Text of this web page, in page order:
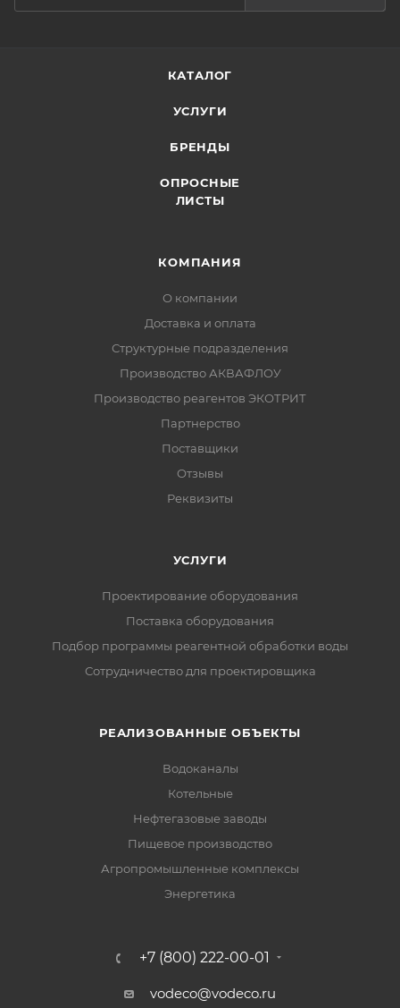
КАТАЛОГ
УСЛУГИ
БРЕНДЫ
ОПРОСНЫЕ
ЛИСТЫ
КОМПАНИЯ
О компании
Доставка и оплата
Структурные подразделения
Производство АКВАФЛОУ
Производство реагентов ЭКОТРИТ
Партнерство
Поставщики
Отзывы
Реквизиты
УСЛУГИ
Проектирование оборудования
Поставка оборудования
Подбор программы реагентной обработки воды
Сотрудничество для проектировщика
РЕАЛИЗОВАННЫЕ ОБЪЕКТЫ
Водоканалы
Котельные
Нефтегазовые заводы
Пищевое производство
Агропромышленные комплексы
Энергетика
+7 (800) 222-00-01
vodeco@vodeco.ru